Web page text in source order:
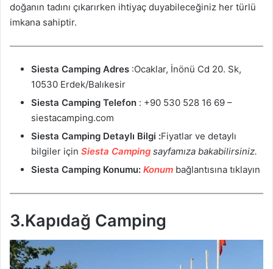
doğanın tadını çıkarırken ihtiyaç duyabileceğiniz her türlü
imkana sahiptir.
Siesta Camping Adres :Ocaklar, İnönü Cd 20. Sk,
10530 Erdek/Balıkesir
Siesta Camping Telefon : +90 530 528 16 69 –
siestacamping.com
Siesta Camping Detaylı Bilgi :Fiyatlar ve detaylı
bilgiler için Siesta Camping sayfamıza bakabilirsiniz.
Siesta Camping Konumu: Konum bağlantısına tıklayın
3.Kapıdağ Camping